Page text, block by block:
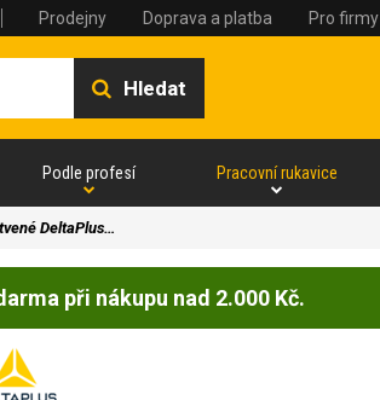
Prodejny Doprava a platba Pro firmy
Hledat
Podle profesí Pracovní rukavice
DeltaPlus…
při nákupu nad 2.000 Kč.